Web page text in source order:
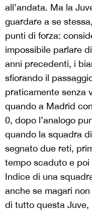
all’andata. Ma la
guardare a se
punti di forza:
impossibile parlare
anni precedenti, i
sfiorando il
praticamente senza
quando a Madrid
0, dopo l’analogo
quando la squadra
segnato due reti,
tempo scaduto e
Indice di una
anche se magari
di tutto questa Juve,